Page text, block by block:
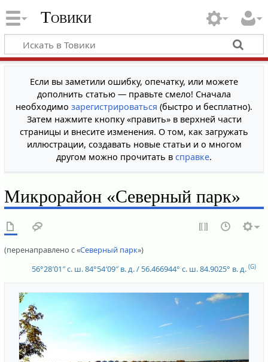
Товики
Если вы заметили ошибку, опечатку, или можете
дополнить статью — правьте смело! Сначала
необходимо зарегистрироваться (быстро и бесплатно).
Затем нажмите кнопку «править» в верхней части
страницы и внесите изменения. О том, как загружать
иллюстрации, создавать новые статьи и о многом
другом можно прочитать в справке.
Микрорайон «Северный парк»
(перенаправлено с «Северный парк»)
56°28′01″ с. ш.84°54′09″ в. д./ 56.466944° с. ш.84.9025° в. д. (G)